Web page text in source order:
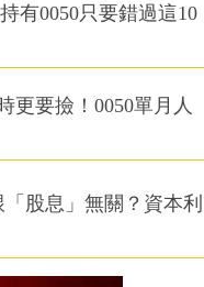
有0050只要錯過這10
更要撿！0050單月人
股息」無關？資本利